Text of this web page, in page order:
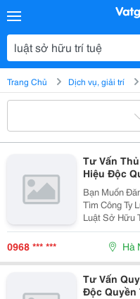
Trang Chủ Dịch vụ, giải trí
Tư Vấn
Hiệu Độc
Bạn Muốn
Tìm Công Ty
Luật Sở Hữu
Ký Bảo Hộ
Hợp Lý
0968 *** *** Hà
Tư Vấn
Độc Quyền